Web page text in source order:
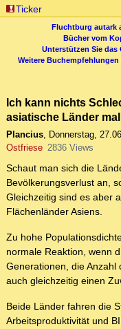
Ticker
Fluchtburg autark
Bücher vom
Unterstützen Sie das
Weitere Buchempfehlungen
Ich kann nichts
asiatische Länder
Plancius, Donnerstag,
Ostfriese 2836 Views
Schaut man sich die
Bevölkerungsverlust an,
Gleichzeitig sind es aber
Flächenländer Asiens.
Zu hohe
normale Reaktion, wenn
Generationen, die
auch gleichzeitig einen
Beide Länder fahren die
Arbeitsproduktivität und